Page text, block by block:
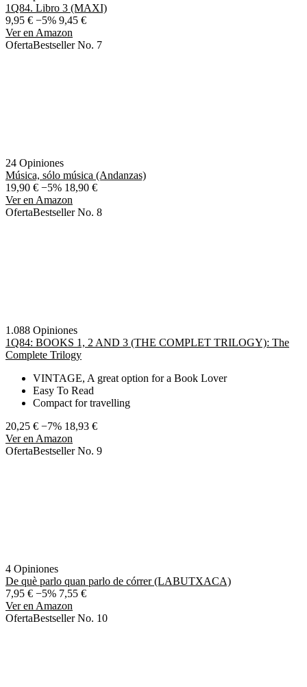
1Q84. Libro 3 (MAXI)
9,95 € −5% 9,45 €
Ver en Amazon
OfertaBestseller No. 7
24 Opiniones
Música, sólo música (Andanzas)
19,90 € −5% 18,90 €
Ver en Amazon
OfertaBestseller No. 8
1.088 Opiniones
1Q84: BOOKS 1, 2 AND 3 (THE COMPLET TRILOGY): The
Complete Trilogy
VINTAGE, A great option for a Book Lover
Easy To Read
Compact for travelling
20,25 € −7% 18,93 €
Ver en Amazon
OfertaBestseller No. 9
4 Opiniones
De què parlo quan parlo de córrer (LABUTXACA)
7,95 € −5% 7,55 €
Ver en Amazon
OfertaBestseller No. 10